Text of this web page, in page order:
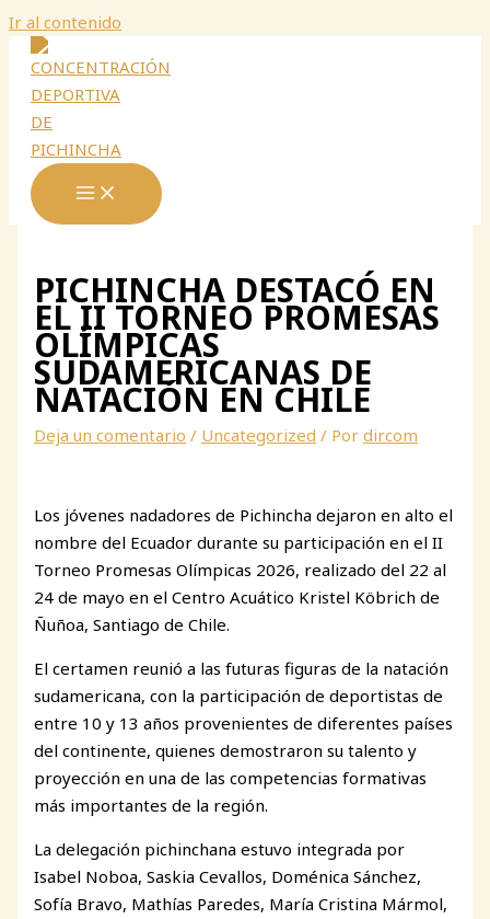
Ir al contenido
PICHINCHA DESTACÓ EN
EL II TORNEO PROMESAS
OLÍMPICAS
SUDAMERICANAS DE
NATACIÓN EN CHILE
Deja un comentario / Uncategorized / Pordircom
Los jóvenes nadadores de Pichincha dejaron en alto el
nombre del Ecuador durante su participación en el II
Torneo Promesas Olímpicas 2026, realizado del 22 al
24 de mayo en el Centro Acuático Kristel Köbrich de
Ñuñoa, Santiago de Chile.
El certamen reunió a las futuras figuras de la natación
sudamericana, con la participación de deportistas de
entre 10 y 13 años provenientes de diferentes países
del continente, quienes demostraron su talento y
proyección en una de las competencias formativas
más importantes de la región.
La delegación pichinchana estuvo integrada por
Isabel Noboa, Saskia Cevallos, Doménica Sánchez,
Sofía Bravo, Mathías Paredes, María Cristina Mármol,